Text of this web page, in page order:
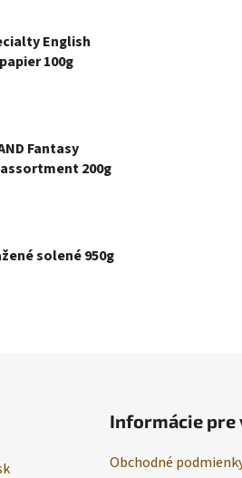
English
100g
Fantasy
200g
solené 950g
Informácie pre
Obchodné